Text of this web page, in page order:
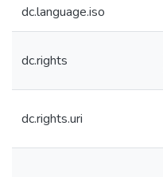
dc.language.iso
dc.rights
dc.rights.uri